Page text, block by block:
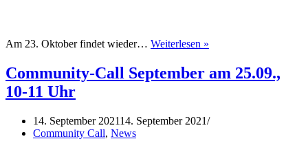
Am 23. Oktober findet wieder… Weiterlesen »
Oktober
am
11
Community-Call September am 25.09.,
10-11 Uhr
14. September 202114. September 2021
Community Call, News